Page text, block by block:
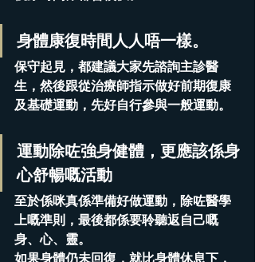
身體康復時間人人唔一樣。
保守起見，都建議大家先諮詢主診醫
生，然後跟從治療師指示做好前期復康
及基礎運動，先好自行參與一般運動。
運動除咗強身健體，更應該係身
心舒暢嘅活動
至於係咪真係準備好做運動，除咗醫學
上嘅準則，最後都係要聆聽返自己嘅
身、心、靈。
如果身體仍未回復，就比身體休息下，